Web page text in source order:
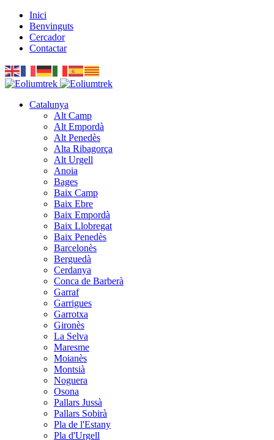
Inici
Benvinguts
Cercador
Contactar
Catalunya
Alt Camp
Alt Empordà
Alt Penedès
Alta Ribagorça
Alt Urgell
Anoia
Bages
Baix Camp
Baix Ebre
Baix Empordà
Baix Llobregat
Baix Penedès
Barcelonès
Berguedà
Cerdanya
Conca de Barberà
Garraf
Garrigues
Garrotxa
Gironès
La Selva
Maresme
Moianès
Montsià
Noguera
Osona
Pallars Jussà
Pallars Sobirà
Pla de l'Estany
Pla d'Urgell